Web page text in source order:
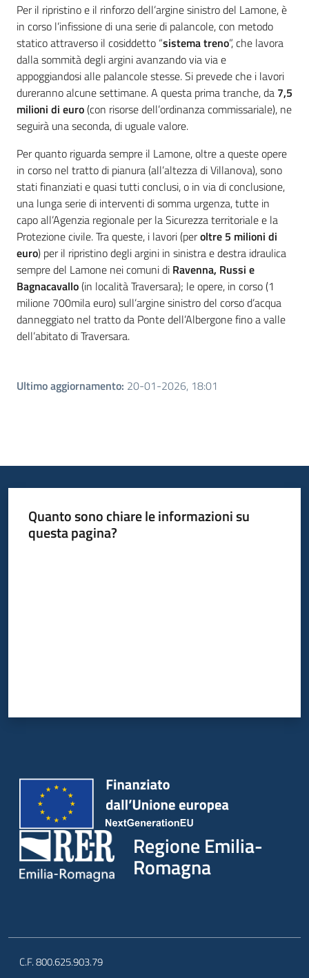
Per il ripristino e il rinforzo dell’argine sinistro del Lamone, è
in corso l’infissione di una serie di palancole, con metodo
statico attraverso il cosiddetto “sistema treno”, che lavora
dalla sommità degli argini avanzando via via e
appoggiandosi alle palancole stesse. Si prevede che i lavori
dureranno alcune settimane. A questa prima tranche, da 7,5
milioni di euro(con risorse dell’ordinanza commissariale), ne
seguirà una seconda, di uguale valore.
Per quanto riguarda sempre il Lamone, oltre a queste opere
in corso nel tratto di pianura (all’altezza di Villanova), sono
stati finanziati e quasi tutti conclusi, o in via di conclusione,
una lunga serie di interventi di somma urgenza, tutte in
capo all’Agenzia regionale per la Sicurezza territoriale e la
Protezione civile. Tra queste, i lavori (peroltre 5 milioni di
euro) per il ripristino degli argini in sinistra e destra idraulica
sempre del Lamone nei comuni di Ravenna, Russi e
Bagnacavallo(in località Traversara); le opere, in corso (1
milione 700mila euro) sull’argine sinistro del corso d’acqua
danneggiato nel tratto da Ponte dell’Albergone fino a valle
dell’abitato di Traversara.
Ultimo aggiornamento: 20-01-2026, 18:01
Quanto sono chiare le informazioni su
questa pagina?
Regione Emilia-
Romagna
C.F. 800.625.903.79